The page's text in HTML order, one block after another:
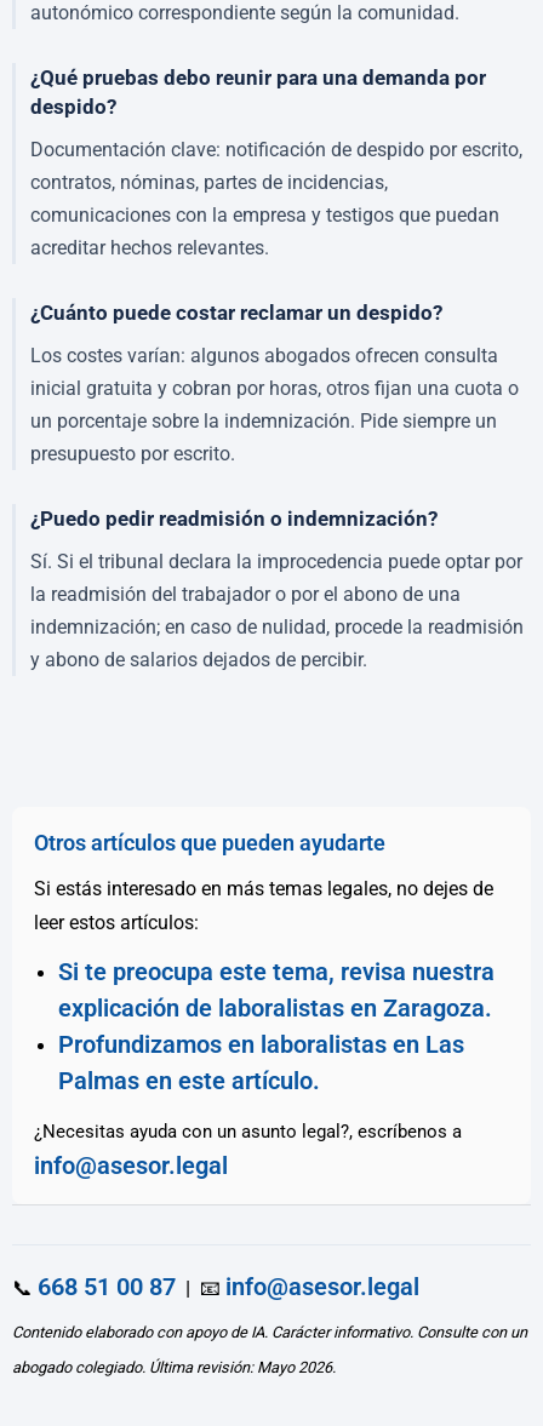
autonómico correspondiente según la comunidad.
¿Qué pruebas debo reunir para una demanda por
despido?
Documentación clave: notificación de despido por escrito,
contratos, nóminas, partes de incidencias,
comunicaciones con la empresa y testigos que puedan
acreditar hechos relevantes.
¿Cuánto puede costar reclamar un despido?
Los costes varían: algunos abogados ofrecen consulta
inicial gratuita y cobran por horas, otros fijan una cuota o
un porcentaje sobre la indemnización. Pide siempre un
presupuesto por escrito.
¿Puedo pedir readmisión o indemnización?
Sí. Si el tribunal declara la improcedencia puede optar por
la readmisión del trabajador o por el abono de una
indemnización; en caso de nulidad, procede la readmisión
y abono de salarios dejados de percibir.
Otros artículos que pueden ayudarte
Si estás interesado en más temas legales, no dejes de
leer estos artículos:
Si te preocupa este tema, revisa nuestra
explicación de laboralistas en Zaragoza.
Profundizamos en laboralistas en Las
Palmas en este artículo.
¿Necesitas ayuda con un asunto legal?, escríbenos a
info@asesor.legal
📞 668 51 00 87 | 📧 info@asesor.legal
Contenido elaborado con apoyo de IA. Carácter informativo. Consulte con un
abogado colegiado. Última revisión: Mayo 2026.